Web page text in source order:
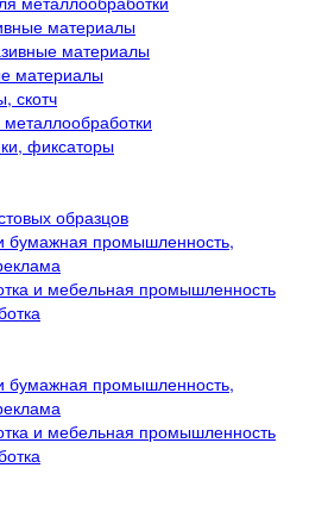
материалы
материалы
материалы
скотч
фиксаторы
образцов
бумажная промышленность,
и мебельная промышленность
бумажная промышленность,
и мебельная промышленность